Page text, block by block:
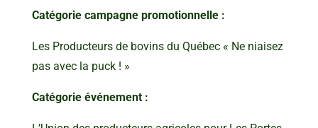
Catégorie campagne promotionnelle :
Les Producteurs de bovins du Québec « Ne niaisez
pas avec la puck ! »
Catégorie événement :